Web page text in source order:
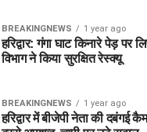
BREAKINGNEWS 1 year ago
हरिद्वार: गंगा घाट किनारे पेड़ पर
विभाग ने किया सुरक्षित रेस्क्यू
BREAKINGNEWS 1 year ago
हरिद्वार में बीजेपी नेता की